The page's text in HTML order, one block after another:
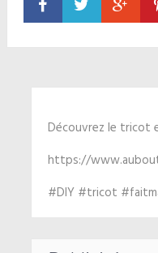
Découvrez le tricot
https://
#DIY #tricot